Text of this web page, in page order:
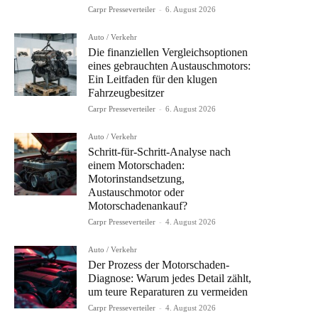
Carpr Presseverteiler - 6. August 2026
Auto / Verkehr
Die finanziellen Vergleichsoptionen
eines gebrauchten Austauschmotors:
Ein Leitfaden für den klugen
Fahrzeugbesitzer
Carpr Presseverteiler - 6. August 2026
Auto / Verkehr
Schritt-für-Schritt-Analyse nach
einem Motorschaden:
Motorinstandsetzung,
Austauschmotor oder
Motorschadenankauf?
Carpr Presseverteiler - 4. August 2026
Auto / Verkehr
Der Prozess der Motorschaden-
Diagnose: Warum jedes Detail zählt,
um teure Reparaturen zu vermeiden
Carpr Presseverteiler - 4. August 2026